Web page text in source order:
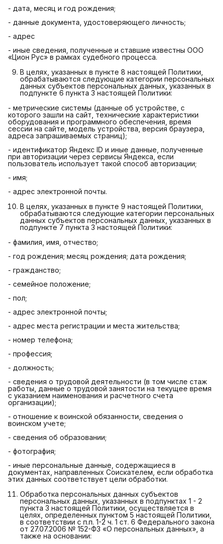
- дата, месяц и год рождения;
- данные документа, удостоверяющего личность;
- адрес
- иные сведения, полученные и ставшие известны ООО
«Цион Рус» в рамках судебного процесса.
В целях, указанных в пункте 8 настоящей Политики,
обрабатываются следующие категории персональных
данных субъектов персональных данных, указанных в
подпункте 6 пункта 3 настоящей Политики:
- метрические системы (данные об устройстве, с
которого зашли на сайт, технические характеристики
оборудования и программного обеспечения, время
сессии на сайте, модель устройства, версия браузера,
адреса запрашиваемых страниц);
- идентификатор Яндекс ID и иные данные, полученные
при авторизации через сервисы Яндекса, если
пользователь использует такой способ авторизации;
- имя;
- адрес электронной почты.
В целях, указанных в пункте 9 настоящей Политики,
обрабатываются следующие категории персональных
данных субъектов персональных данных, указанных в
подпункте 7 пункта 3 настоящей Политики:
- фамилия, имя, отчество;
- год рождения; месяц рождения; дата рождения;
- гражданство;
- семейное положение;
- пол;
- адрес электронной почты;
- адрес места регистрации и места жительства;
- номер телефона;
- профессия;
- должность;
- сведения о трудовой деятельности (в том числе стаж
работы, данные о трудовой занятости на текущее время
с указанием наименования и расчетного счета
организации);
- отношение к воинской обязанности, сведения о
воинском учете;
- сведения об образовании;
- фотография;
- иные персональные данные, содержащиеся в
документах, направленных Соискателем, если обработка
этих данных соответствует цели обработки.
Обработка персональных данных субъектов
персональных данных, указанных в подпунктах 1 - 2
пункта 3 настоящей Политики, осуществляется в
целях, определенных пунктом 5 настоящей Политики,
в соответствии с п.п. 1-2 ч. 1 ст. 6 Федерального закона
от 27.07.2006 № 152-ФЗ «О персональных данных», а
также на основании: